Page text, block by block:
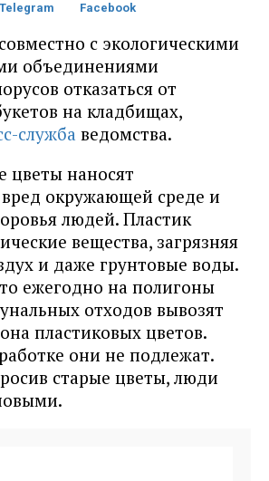
Telegram Facebook
с экологическими
объединениями
отказаться от
на кладбищах,
служба ведомства.
цветы наносят
окружающей среде и
людей. Пластик
вещества, загрязняя
и даже грунтовые воды.
ежегодно на полигоны
отходов вывозят
пластиковых цветов.
они не подлежат.
старые цветы, люди